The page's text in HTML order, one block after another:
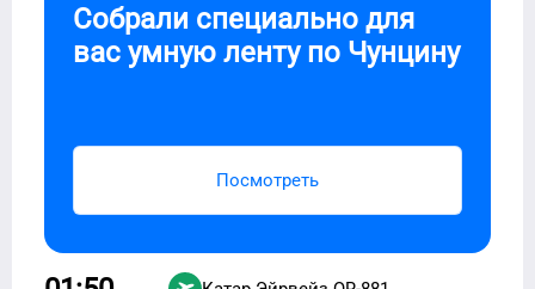
Собрали специально для
вас умную ленту по Чунцину
Посмотреть